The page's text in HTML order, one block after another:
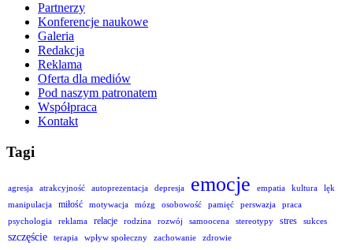
Partnerzy
Konferencje naukowe
Galeria
Redakcja
Reklama
Oferta dla mediów
Pod naszym patronatem
Współpraca
Kontakt
Tagi
agresja atrakcyjność autoprezentacja depresja emocje empatia kultura
lęk
manipulacja
miłość motywacja mózg osobowość pamięć perswazja
praca
psychologia
reklama relacje rodzina rozwój samoocena stereotypy stres sukces
szczęście terapia wpływ społeczny zachowanie zdrowie